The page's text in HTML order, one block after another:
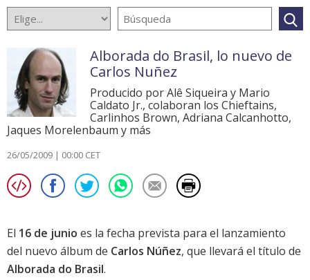
Alborada do Brasil, lo nuevo de
Carlos Nuñez
Producido por Alê Siqueira y Mario
Caldato Jr., colaboran los Chieftains,
Carlinhos Brown, Adriana Calcanhotto,
Jaques Morelenbaum y más
26/05/2009 | 00:00 CET
El 16 de junio es la fecha prevista para el lanzamiento
del nuevo álbum de Carlos Núñez, que llevará el título de
Alborada do Brasil.